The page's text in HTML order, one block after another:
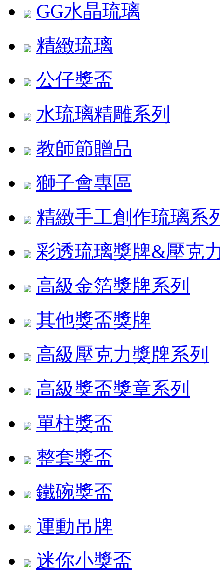
GG水晶琉璃
精緻琉璃
公仔獎盃
水琉璃精雕系列
教師節贈品
獅子會專區
精緻手工創作琉璃系
彩透琉璃獎牌&壓克
高級金箔獎牌系列
其他獎盃獎牌
高級壓克力獎牌系列
高級獎盃獎章系列
單柱獎盃
整套獎盃
鐵碗獎盃
運動吊牌
迷你小獎盃